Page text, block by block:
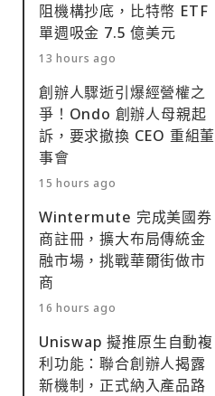
阻機構抄底，比特幣 ETF
單週吸金 7.5 億美元
13 hours ago
創辦人驟逝引爆經營權之
爭！Ondo 創辦人母親起
訴，要求撤換 CEO 重組董
事會
15 hours ago
Wintermute 完成美國券
商註冊，擴大布局傳統金
融市場，挑戰華爾街做市
商
16 hours ago
Uniswap 擬推原生自動複
利功能：聯合創辦人揭露
新機制，正式納入產品路